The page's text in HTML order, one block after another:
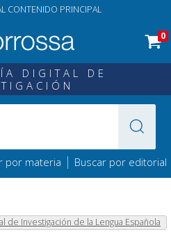
CONTENIDO PRINCIPAL
0
DIGITAL DE
por materia | Buscar por editorial
de Investigación de la Lengua Española